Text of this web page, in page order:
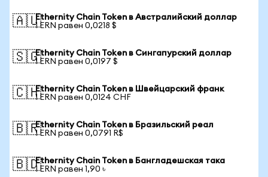
🇦🇺Ethernity Chain Token в Австралийский доллар
1 ERN равен 0,0218 $
🇸🇬Ethernity Chain Token в Сингапурский доллар
1 ERN равен 0,0197 $
🇨🇭Ethernity Chain Token в Швейцарский франк
1 ERN равен 0,0124 CHF
🇧🇷Ethernity Chain Token в Бразильский реал
1 ERN равен 0,0791 R$
🇧🇩Ethernity Chain Token в Бангладешская така
1 ERN равен 1,90 ৳